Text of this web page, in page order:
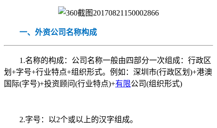
一、外资公司名称构成
1.名称的构成：公司名称一般由四部分一次组成：行政区
划+字号+行业特点+组织形式。例如：深圳市(行政区划)+港澳
国际(字号)+投资顾问(行业特点)+有限公司(组织形式)
2.字号：以2个或以上的汉字组成。